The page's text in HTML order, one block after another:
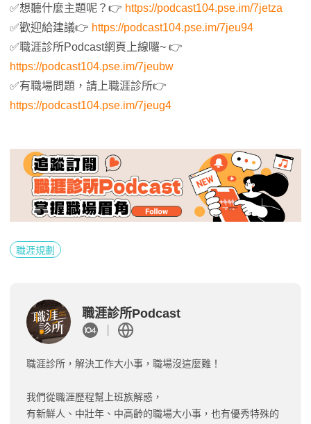
✅想聽什麼主題呢？👉 https://podcast104.pse.im/7jetza
✅歡迎給建議👉 https://podcast104.pse.im/7jeu94
✅職涯診所Podcast網頁上線囉~ 👉
https://podcast104.pse.im/7jeubw
✅有職場問題，請上職涯診所👉
https://podcast104.pse.im/7jeug4
職涯規劃
職涯診所Podcast
職涯診所，解決工作大小事，職場沒這麼難！
我們從職涯歷程幫上班族解惑，
有新鮮人、中壯年、中高齡的職場大小事，也有優秀特殊的